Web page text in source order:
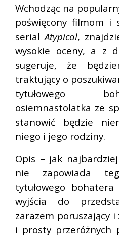
Wchodząc na
poświęcony filmom i
serialAtypical,
wysokie oceny, a z
sugeruje, że
traktujący o
tytułowego
osiemnastolatka ze
stanowić będzie
niego i jego rodziny.
Opis – jak
nie zapowiada
tytułowego
wyjścia do
zarazem poruszający i
i prosty przeróżnych